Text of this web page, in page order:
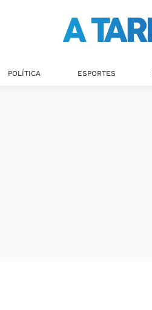
POLÍTICA ESPORTES